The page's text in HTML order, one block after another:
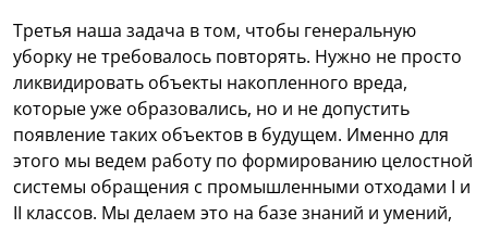
Третья наша задача в том, чтобы генеральную
уборку не требовалось повторять. Нужно не просто
ликвидировать объекты накопленного вреда,
которые уже образовались, но и не допустить
появление таких объектов в будущем. Именно для
этого мы ведем работу по формированию целостной
системы обращения с промышленными отходами I и
II классов. Мы делаем это на базе знаний и умений,